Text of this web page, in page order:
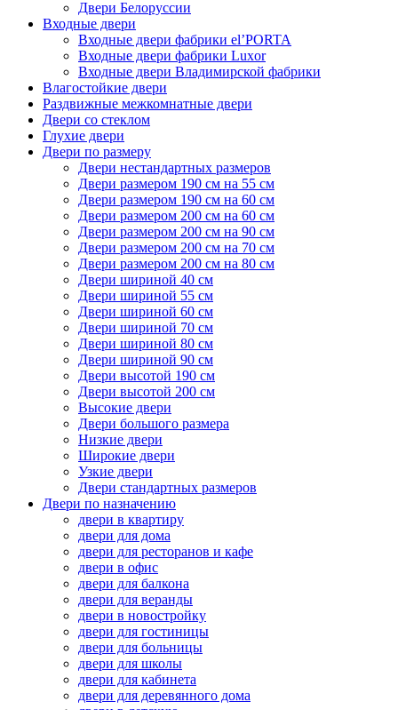
Двери Белоруссии
Входные двери
Входные двери фабрики el’PORTA
Входные двери фабрики Luxor
Входные двери Владимирской фабрики
Влагостойкие двери
Раздвижные межкомнатные двери
Двери со стеклом
Глухие двери
Двери по размеру
Двери нестандартных размеров
Двери размером 190 см на 55 см
Двери размером 190 см на 60 см
Двери размером 200 см на 60 см
Двери размером 200 см на 90 см
Двери размером 200 см на 70 см
Двери размером 200 см на 80 см
Двери шириной 40 см
Двери шириной 55 см
Двери шириной 60 см
Двери шириной 70 см
Двери шириной 80 см
Двери шириной 90 см
Двери высотой 190 см
Двери высотой 200 см
Высокие двери
Двери большого размера
Низкие двери
Широкие двери
Узкие двери
Двери стандартных размеров
Двери по назначению
двери в квартиру
двери для дома
двери для ресторанов и кафе
двери в офис
двери для балкона
двери для веранды
двери в новостройку
двери для гостиницы
двери для больницы
двери для школы
двери для кабинета
двери для деревянного дома